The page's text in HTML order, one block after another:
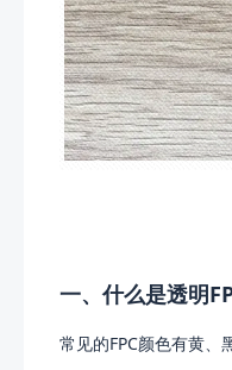
一、什么是透明
常见的FPC颜色有黄、